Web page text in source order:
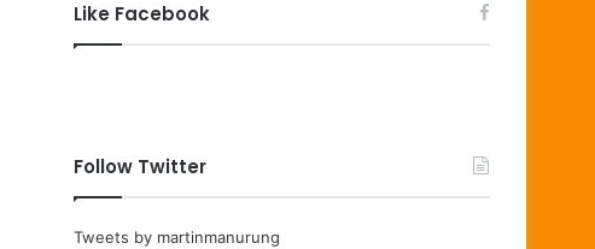
Like Facebook
Follow Twitter
Tweets by martinmanurung